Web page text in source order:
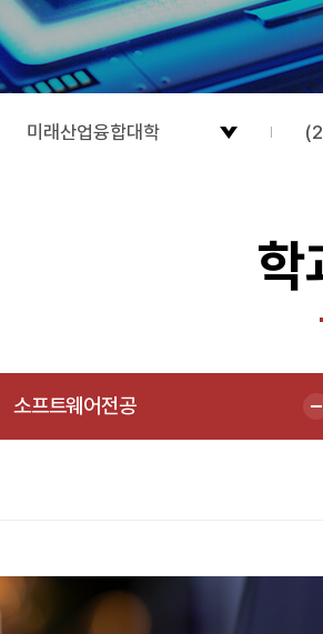
미래산업융합대학
학
소프트웨어전공